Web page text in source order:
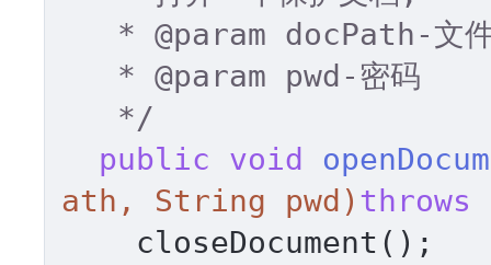
   *
@param docPath-文
   *
@param pwd-密码
   */
public
void
ath, String pwd) throws